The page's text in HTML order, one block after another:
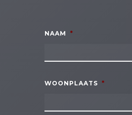
NAAM *
WOONPLAATS *